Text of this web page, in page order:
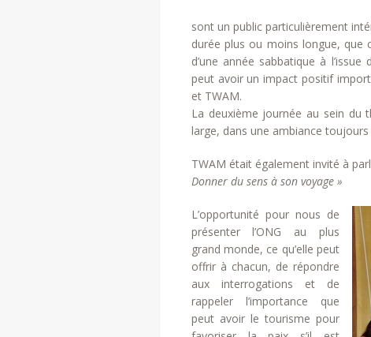
sont un public particulièrement
durée plus ou moins longue, que
d’une année sabbatique à
peut avoir un impact positif
et TWAM.
La deuxième journée au sein du
large, dans une ambiance toujours
TWAM était également invité à
Donner du sens à son voyage »
L’opportunité pour nous de
présenter l’ONG au plus
grand monde, ce qu’elle peut
offrir à chacun, de répondre
aux interrogations et de
rappeler l’importance que
peut avoir le tourisme pour